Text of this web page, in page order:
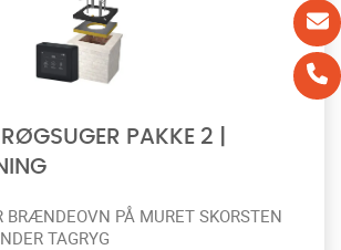
PAKKE 2 |
BRÆNDEOVN PÅ MURET SKORSTEN
TAGRYG